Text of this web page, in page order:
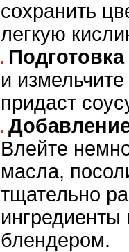
сохранить
легкую
и
придаст
Влейте
масла,
тщательно
ингредиенты
блендером.